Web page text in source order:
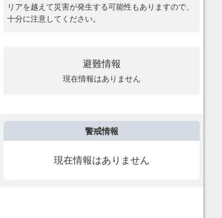
リアを越えて災害が発生する可能性もありますので、
十分に注意してください。
避難情報
現在情報はありません
警戒情報
現在情報はありません